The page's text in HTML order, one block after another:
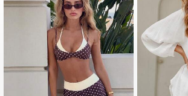
4.84 570K 追蹤者